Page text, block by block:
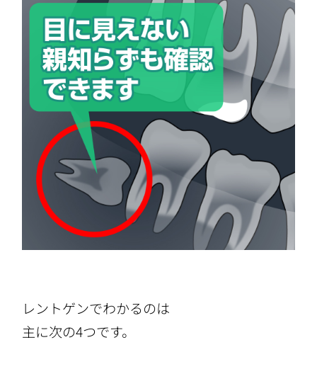
レントゲンでわかるのは
主に次の4つです。